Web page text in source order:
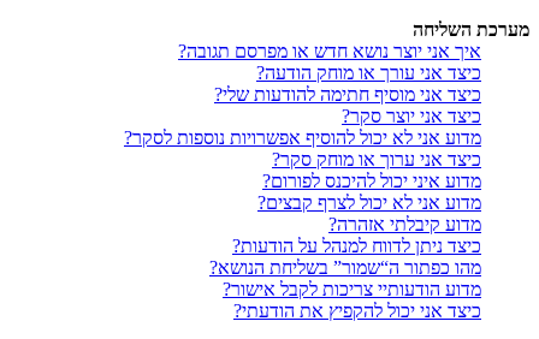
מערכת השליחה
איך אני יוצר נושא חדש או מפרסם תגובה?
כיצד אני עורך או מוחק הודעה?
כיצד אני מוסיף חתימה להודעות שלי?
כיצד אני יוצר סקר?
מדוע אני לא יכול להוסיף אפשרויות נוספות לסקר?
כיצד אני ערוך או מוחק סקר?
מדוע איני יכול להיכנס לפורום?
מדוע אני לא יכול לצרף קבצים?
מדוע קיבלתי אזהרה?
כיצד ניתן לדווח למנהל על הודעות?
מהו כפתור ה“שמור” בשליחת הנושא?
מדוע הודעותיי צריכות לקבל אישור?
כיצד אני יכול להקפיץ את הודעתי?